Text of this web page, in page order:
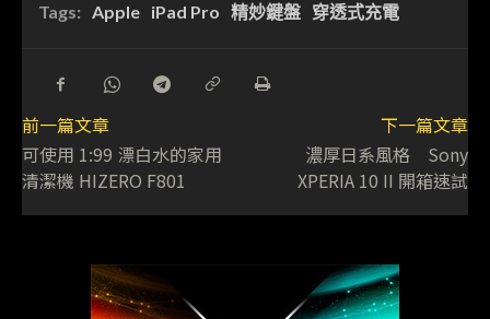
Tags: Apple iPad Pro 精妙鍵盤 穿透式充電
前一篇文章
可使用 1:99 漂白水的家用
清潔機 HIZERO F801
下一篇文章
濃厚日系風格 Sony
XPERIA 10 II 開箱速試